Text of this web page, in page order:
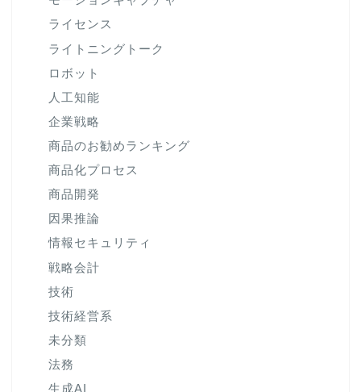
ライセンス
ライトニングトーク
ロボット
人工知能
企業戦略
商品のお勧めランキング
商品化プロセス
商品開発
因果推論
情報セキュリティ
戦略会計
技術
技術経営系
未分類
法務
生成AI